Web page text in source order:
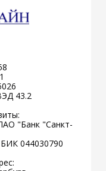
43.2
"Банк "Санкт-
044030790